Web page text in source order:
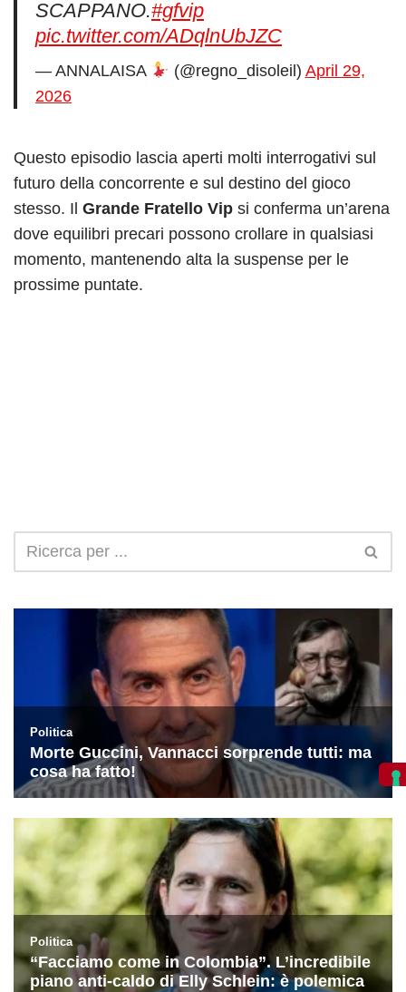
SCAPPANO.#gfvip
pic.twitter.com/ADqlnUbJZC
— ANNALAISA (@regno_disoleil) April 29,
2026
Questo episodio lascia aperti molti interrogativi sul
futuro della concorrente e sul destino del gioco
stesso. Il Grande Fratello Vip si conferma un’arena
dove equilibri precari possono crollare in qualsiasi
momento, mantenendo alta la suspense per le
prossime puntate.